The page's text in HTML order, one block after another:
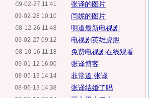
09-02-27 11:41
09-02-28 10:10
08-12-26 11:48
09-02-27 09:12
08-10-16 11:18
09-01-12 16:00
08-05-13 14:14
08-06-13 14:38
张译的图片
闫妮的图片
明道最新电视剧
电视剧英雄虎胆
免费电视剧在线观看
张译博客
非常道 张译
张译结婚了吗